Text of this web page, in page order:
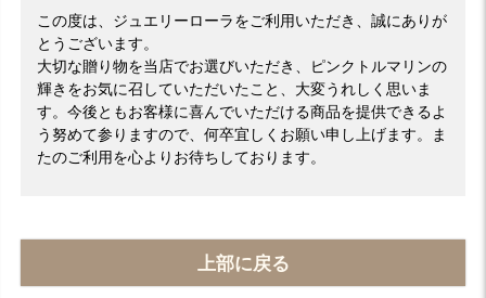
この度は、ジュエリーローラをご利用いただき、誠にありが
とうございます。
大切な贈り物を当店でお選びいただき、ピンクトルマリンの
輝きをお気に召していただいたこと、大変うれしく思いま
す。今後ともお客様に喜んでいただける商品を提供できるよ
う努めて参りますので、何卒宜しくお願い申し上げます。ま
たのご利用を心よりお待ちしております。
上部に戻る